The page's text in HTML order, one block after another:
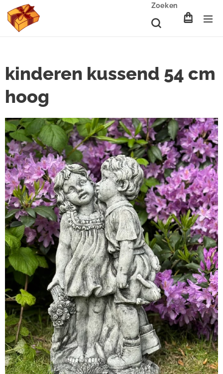
Zoeken
kinderen kussend 54 cm
hoog